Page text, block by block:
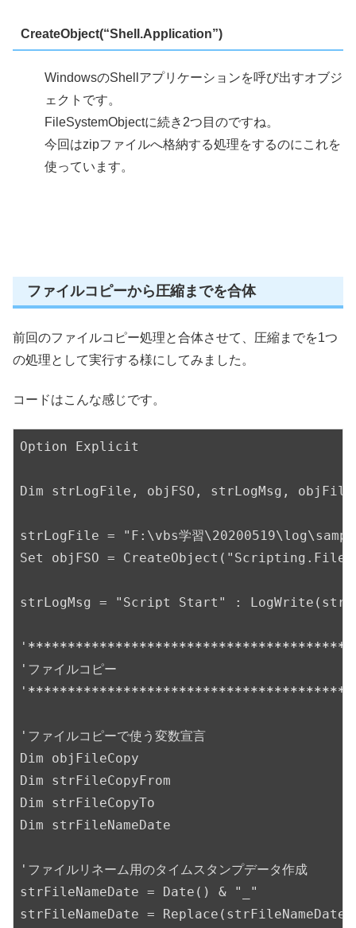
CreateObject(“Shell.Application”)
WindowsのShellアプリケーションを呼び出すオブジ
ェクトです。
FileSystemObjectに続き2つ目のですね。
今回はzipファイルへ格納する処理をするのにこれを
使っています。
ファイルコピーから圧縮までを合体
前回のファイルコピー処理と合体させて、圧縮までを1つ
の処理として実行する様にしてみました。
コードはこんな感じです。
Option Explicit
Dim strLogFile, objFSO, strLogMsg, objFile
strLogFile = "F:\vbs学習
Set objFSO =
strLogMsg = "Script Start" :
' ****************************************
'ファイルコピー
' ****************************************
'ファイルコピーで使う変数宣言
Dim objFileCopy
Dim strFileCopyFrom
Dim strFileCopyTo
Dim strFileNameDate
'ファイルリネーム用のタイムスタンプデータ作成
strFileNameDate = Date() & "_"
strFileNameDate =